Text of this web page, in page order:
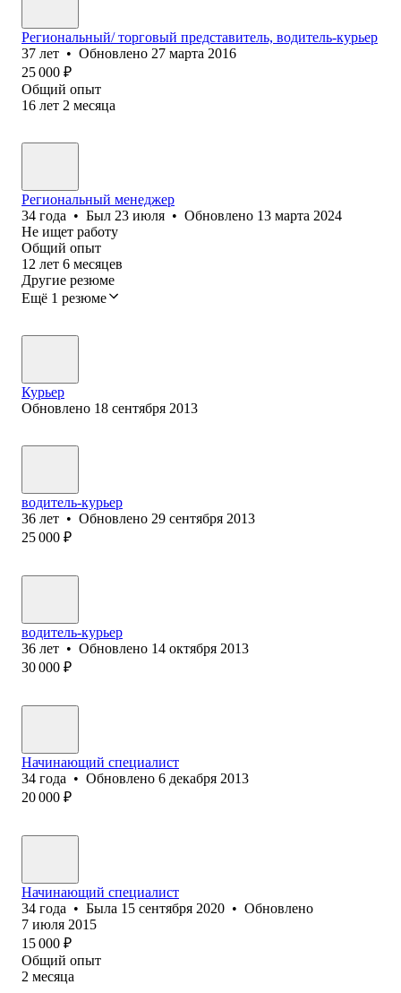
Региональный/ торговый представитель, водитель-курьер
37 лет • Обновлено 27 марта 2016
25 000 ₽
Общий опыт
16 лет 2 месяца
Региональный менеджер
34 года • Был 23 июля • Обновлено 13 марта 2024
Не ищет работу
Общий опыт
12 лет 6 месяцев
Другие резюме
Ещё 1 резюме
Курьер
Обновлено 18 сентября 2013
водитель-курьер
36 лет • Обновлено 29 сентября 2013
25 000 ₽
водитель-курьер
36 лет • Обновлено 14 октября 2013
30 000 ₽
Начинающий специалист
34 года • Обновлено 6 декабря 2013
20 000 ₽
Начинающий специалист
34 года • Была 15 сентября 2020 • Обновлено
7 июля 2015
15 000 ₽
Общий опыт
2 месяца